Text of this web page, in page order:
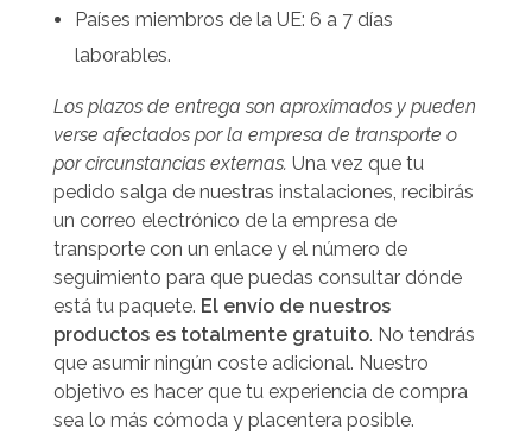
Países miembros de la UE: 6 a 7 días
laborables.
Los plazos de entrega son aproximados y pueden
verse afectados por la empresa de transporte o
por circunstancias externas. Una vez que tu
pedido salga de nuestras instalaciones, recibirás
un correo electrónico de la empresa de
transporte con un enlace y el número de
seguimiento para que puedas consultar dónde
está tu paquete. El envío de nuestros
productos es totalmente gratuito. No tendrás
que asumir ningún coste adicional. Nuestro
objetivo es hacer que tu experiencia de compra
sea lo más cómoda y placentera posible.